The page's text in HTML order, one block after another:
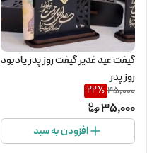
گیفت عید غدیر گیفت روز پدر یادبود
روز پدر
45,000
22%
35,000
افزودن به سبد